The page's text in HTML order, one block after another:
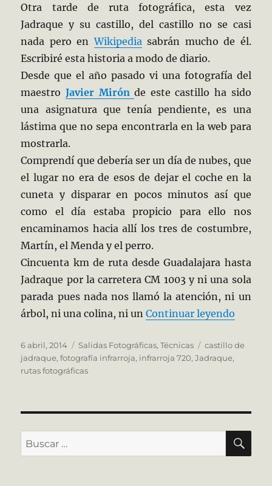
Otra tarde de ruta fotográfica, esta vez
Jadraque y su castillo, del castillo no se casi
nada pero enWikipedia sabrán mucho de él.
Escribiré esta historia a modo de diario.
Desde que el año pasado vi una fotografía del
maestroJavier Mirónde este castillo ha sido
una asignatura que tenía pendiente, es una
lástima que no sepa encontrarla en la web para
mostrarla.
Comprendí que debería ser un día de nubes, que
el lugar no era de esos de dejar el coche en la
cuneta y disparar en pocos minutos así que
como el día estaba propicio para ello nos
encaminamos hacia allí los tres de costumbre,
Martín, el Menda y el perro.
Cincuenta km de ruta desde Guadalajara hasta
Jadraque por la carretera CM 1003 y ni una sola
parada pues nada nos llamó la atención, ni un
árbol, ni una colina, ni unContinuar leyendo
Publicado
el
6 abril, 2014 Categorías
Salidas Fotográficas,Técnicas Etiquetas
castillo de
jadraque,fotografía infrarroja, infrarroja 720,Jadraque,
rutas fotográficas
Buscar
por: